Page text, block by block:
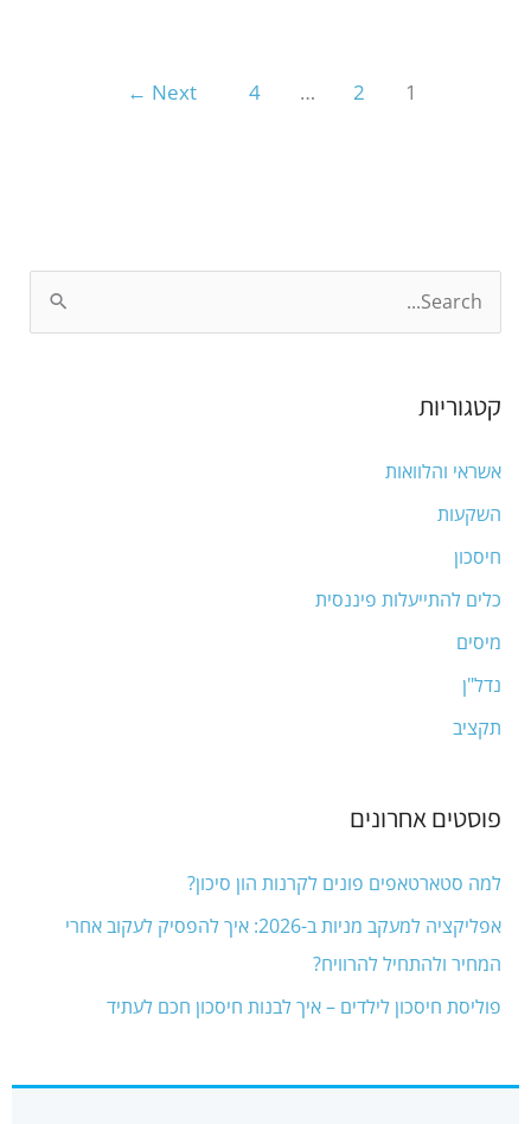
1
2
…
4
Next
←
r
o
r
:
קטגוריות
אשראי והלוואות
השקעות
חיסכון
כלים להתייעלות פיננסית
מיסים
נדל"ן
תקציב
פוסטים אחרונים
למה סטארטאפים פונים לקרנות הון סיכון?
אפליקציה למעקב מניות ב-2026: איך להפסיק לעקוב אחרי
המחיר ולהתחיל להרוויח?
פוליסת חיסכון לילדים – איך לבנות חיסכון חכם לעתיד